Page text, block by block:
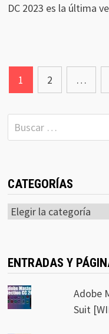
DC 2023 es la última
Navegación
de
entradas
1 2 …
Buscar:
CATEGORÍAS
Categorías
ENTRADAS Y
Adobe
Suit